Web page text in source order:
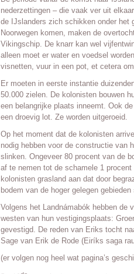
nederzettingen – die vaak ver uit
de IJslanders zich schikken onder het
Noorwegen komen, maken de
Vikingschip. De knarr kan wel
alleen moet er water en voedsel
visnetten, vuur in een pot, et cetera
Er moeten in eerste instantie
50.000 zielen. De kolonisten bouwen
een belangrijke plaats inneemt. Ook
een droevig lot. Ze worden uitgeroeid.
Op het moment dat de kolonisten
nodig hebben voor de constructie van
slinken. Ongeveer 80 procent van de
af te nemen tot de schamele 1
kolonisten grasland aan dat door
bodem van de hoger gelegen
Volgens het Landnámabók hebben de
westen van hun vestigingsplaats:
gevestigd. De reden van Eriks tocht
Sage van Erik de Rode (Eiríks saga
(er volgen nog heel wat pagina’s